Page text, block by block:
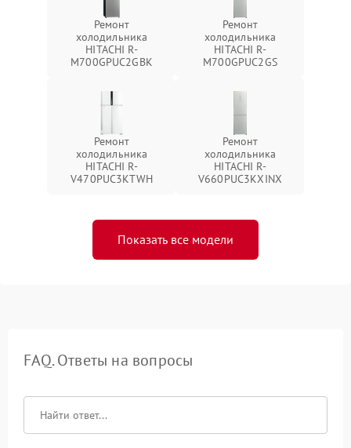
Ремонт
холодильника
HITACHI R-
M700GPUC2GBK
Ремонт
холодильника
HITACHI R-
M700GPUC2GS
Ремонт
холодильника
HITACHI R-
V470PUC3KTWH
Ремонт
холодильника
HITACHI R-
V660PUC3KXINX
Показать все модели
FAQ. Ответы на вопросы